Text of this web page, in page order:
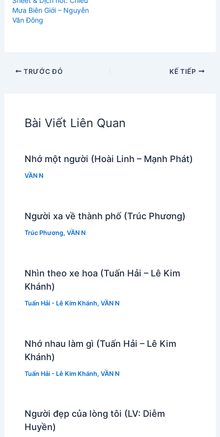
Mưa Biên Giới – Nguyễn
Văn Đông
TRƯỚC ĐÓ KẾ TIẾP
Bài Viết Liên Quan
Nhớ một người (Hoài Linh – Mạnh Phát)
VẦN N
Người xa về thành phố (Trúc Phương)
Trúc Phương, VẦN N
Nhìn theo xe hoa (Tuấn Hải – Lê Kim
Khánh)
Tuấn Hải - Lê Kim Khánh, VẦN N
Nhớ nhau làm gì (Tuấn Hải – Lê Kim
Khánh)
Tuấn Hải - Lê Kim Khánh, VẦN N
Người đẹp của lòng tôi (LV: Diễm
Huyền)